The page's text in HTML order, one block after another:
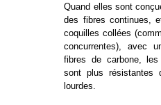
Quand elles sont
des fibres continues,
coquilles collées
concurrentes), avec
fibres de carbone, les
sont plus résistantes
lourdes.